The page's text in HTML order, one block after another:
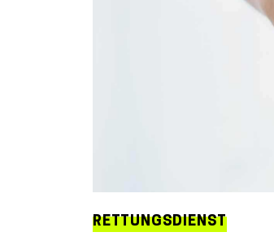
RETTUNGSDIENST